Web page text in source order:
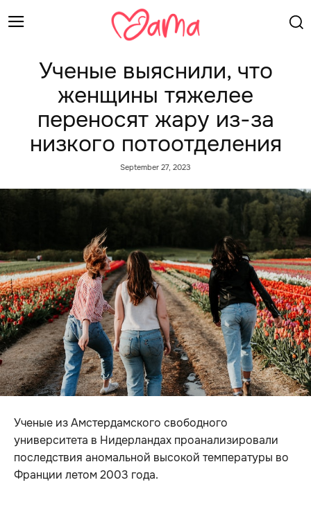
Ученые выяснили, что
женщины тяжелее
переносят жару из-за
низкого потоотделения
September 27, 2023
Ученые из Амстердамского свободного
университета в Нидерландах проанализировали
последствия аномальной высокой температуры во
Франции летом 2003 года.